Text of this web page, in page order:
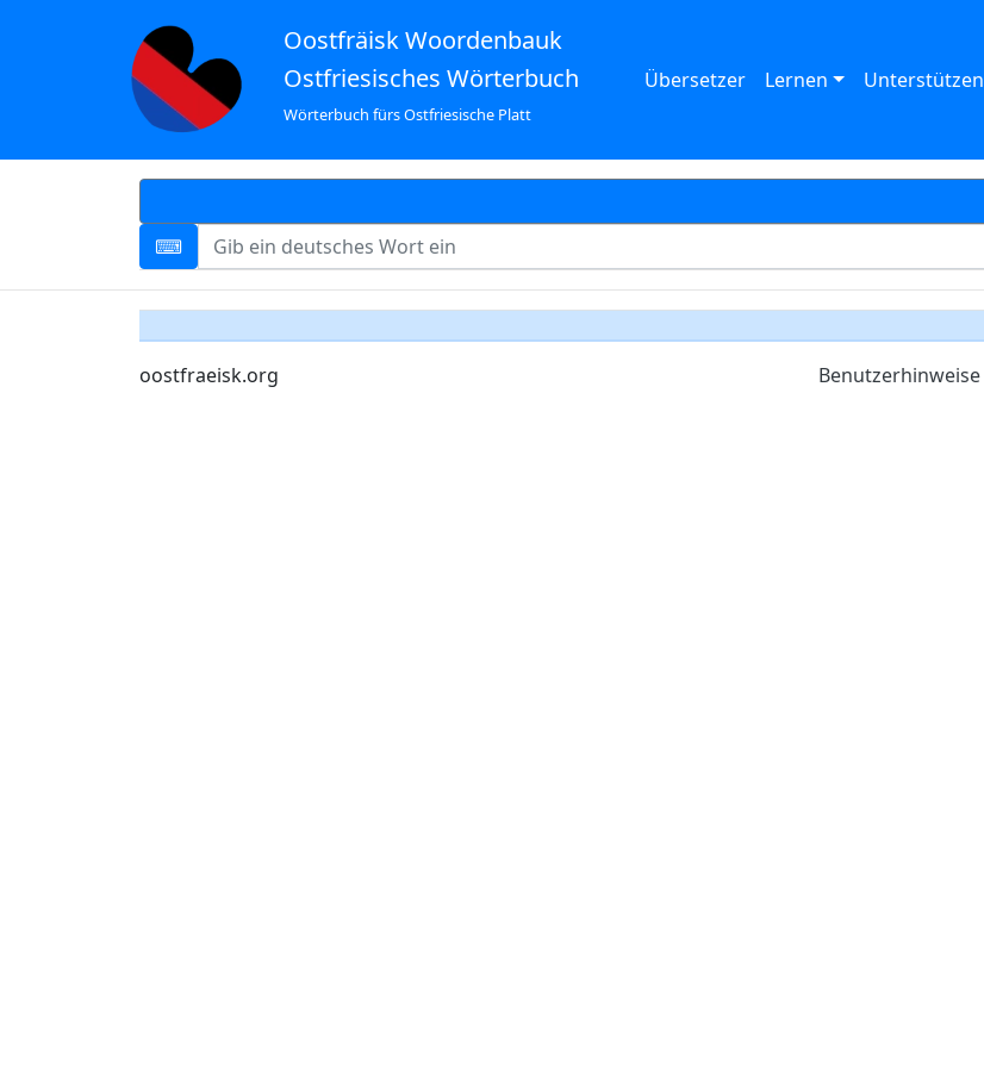
Oostfräisk Woordenbauk
Ostfriesisches Wörterbuch
Wörterbuch fürs Ostfriesische Platt
Übersetzer Lernen Unterstützen
oostfraeisk.org Benutzerhinweise